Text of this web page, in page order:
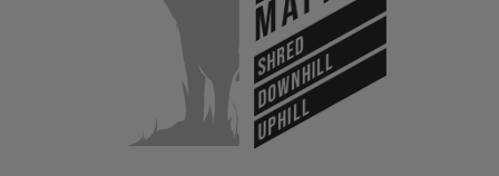
SHRED
DOWNHILL
UPHILL